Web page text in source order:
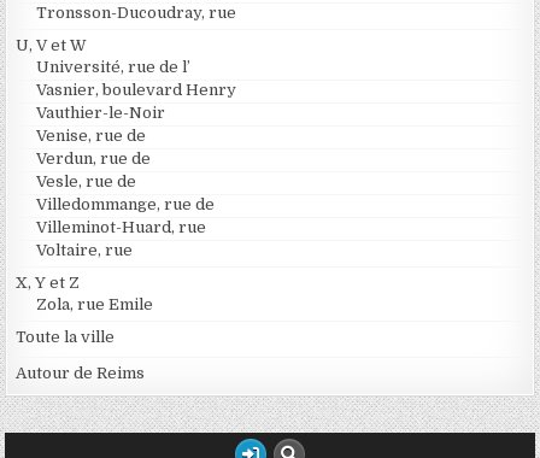
Tronsson-Ducoudray, rue
U, V et W
Université, rue de l’
Vasnier, boulevard Henry
Vauthier-le-Noir
Venise, rue de
Verdun, rue de
Vesle, rue de
Villedommange, rue de
Villeminot-Huard, rue
Voltaire, rue
X, Y et Z
Zola, rue Emile
Toute la ville
Autour de Reims